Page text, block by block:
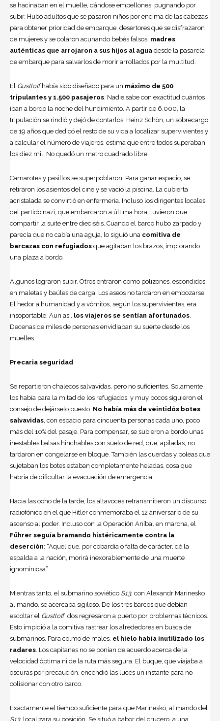
se hacinaban en el muelle, dándose empellones, pugnando por
subir. Hubo adultos que se pasaron niños por encima de las cabezas
para obtener prioridad de embarque, desertores que se disfrazaron
de mujeres y se colaron acunando bebés falsos, madres
auténticas que arrojaron a sus hijos al agua desde la pasarela
de embarque para salvarlos de morir arrollados por la multitud.
El Gustloff había sido diseñado para un máximo de 500
tripulantes y 1.500 pasajeros . Nadie sabe con exactitud cuántos
iban a bordo la noche del hundimiento. A partir de 6.000, la
tripulación se rindió y dejó de contarlos. Heinz Schön, un sobrecargo
de 19 años que dedicó el resto de su vida a localizar supervivientes y
a calcular el número de viajeros, estima que entre todos superaban
los diez mil. No quedó un metro cuadrado libre.
Camarotes y pasillos se superpoblaron. Para ganar espacio, se
retiraron los asientos del cine y se vació la piscina. La cubierta
acristalada se convirtió en enfermería. Incluso los dirigentes locales
del partido nazi, que embarcaron a última hora, tuvieron que
compartir la suite entre dieciséis. Cuando el barco hubo zarpado y
parecía que no cabía una aguja, lo siguió una comitiva de
barcazas con refugiados que agitaban los brazos, implorando
una plaza a bordo.
Algunos lograron subir. Otros entraron como polizones, escondidos
en maletas y baúles de carga. Los aseos no tardaron en embozarse.
El hedor a humanidad y a vómitos, según los supervivientes, era
insoportable. Aun así, los viajeros se sentían afortunados
Decenas de miles de personas envidiaban su suerte desde los
muelles.
Precaria seguridad
Se repartieron chalecos salvavidas, pero no suficientes. Solamente
los había para la mitad de los refugiados, y muy pocos siguieron el
consejo de dejárselo puesto. No había más de veintidós botes
salvavidas , con espacio para cincuenta personas cada uno, poco
más del 10% del pasaje. Para compensar, se subieron a bordo unas
inestables balsas hinchables con suelo de red, que, apiladas, no
tardaron en congelarse en bloque. También las cuerdas y poleas que
sujetaban los botes estaban completamente heladas, cosa que
habría de dificultar la evacuación de emergencia.
Hacia las ocho de la tarde, los altavoces retransmitieron un discurso
radiofónico en el que Hitler conmemoraba el 12 aniversario de su
ascenso al poder. Incluso con la Operación Aníbal en marcha, el
Führer seguía bramando histéricamente contra la
deserción: “Aquel que, por cobardía o falta de carácter, dé la
espalda a la nación, morirá inexorablemente de una muerte
ignominiosa”.
Mientras tanto, el submarino soviético S13, con Alexandr Marinesko
al mando, se acercaba sigiloso. De los tres barcos que debían
escoltar el Gustloff, dos regresaron a puerto por problemas técnicos.
Esto impidió a la comitiva rastrear los alrededores en busca de
submarinos. Para colmo de males, el hielo había inutilizado los
radares . Los capitanes no se ponían de acuerdo acerca de la
velocidad óptima ni de la ruta más segura. El buque, que viajaba a
oscuras por precaución, encendió las luces un instante para no
colisionar con otro barco.
Exactamente el tiempo suficiente para que Marinesko, al mando del
S13, localizara su posición. Se situó a babor del crucero, a una